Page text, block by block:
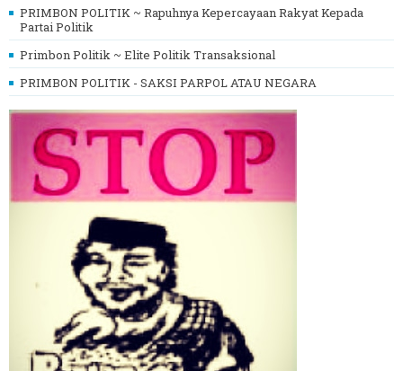
PRIMBON POLITIK ~ Rapuhnya Kepercayaan Rakyat Kepada
Partai Politik
Primbon Politik ~ Elite Politik Transaksional
PRIMBON POLITIK - SAKSI PARPOL ATAU NEGARA